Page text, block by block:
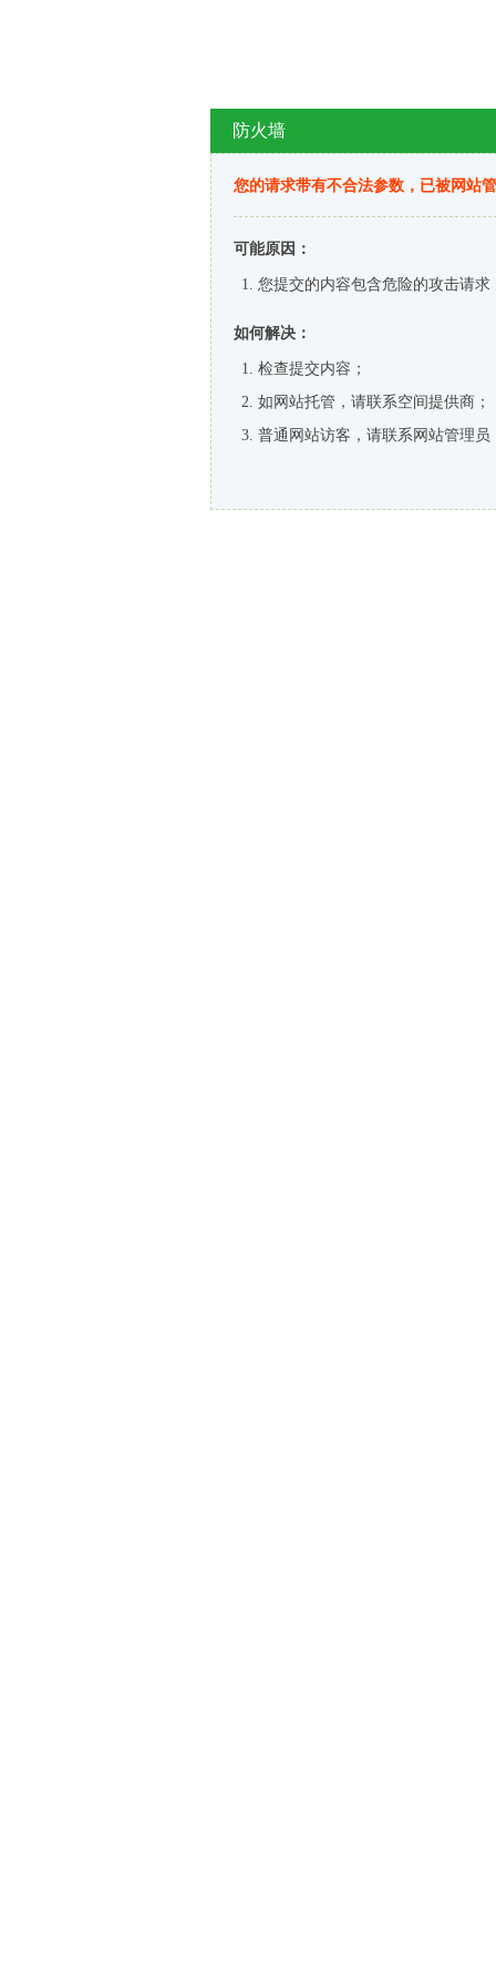
防火墙
您的请求带有不合法参数，已被网站
可能原因：
您提交的内容包含危险的攻击请求
如何解决：
检查提交内容；
如网站托管，请联系空间提供商；
普通网站访客，请联系网站管理员